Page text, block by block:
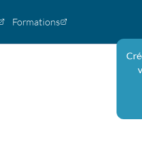
Formations